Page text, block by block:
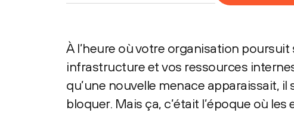
À l’heure où votre organisation
infrastructure et vos ressources
qu’une nouvelle menace apparaissait,
bloquer. Mais ça, c’était l’époque où